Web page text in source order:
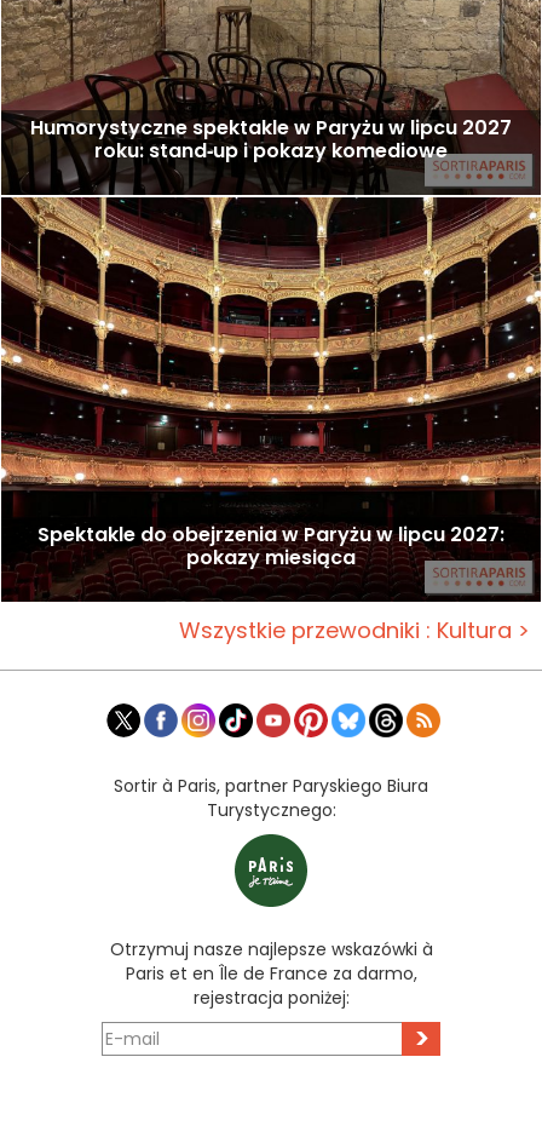
Humorystyczne spektakle w Paryżu w lipcu 2027
roku: stand‑up i pokazy komediowe
Spektakle do obejrzenia w Paryżu w lipcu 2027:
pokazy miesiąca
Wszystkie przewodniki : Kultura >
Sortir à Paris, partner Paryskiego Biura
Turystycznego:
Otrzymuj nasze najlepsze wskazówki à
Paris et en Île de France za darmo,
rejestracja poniżej:
>